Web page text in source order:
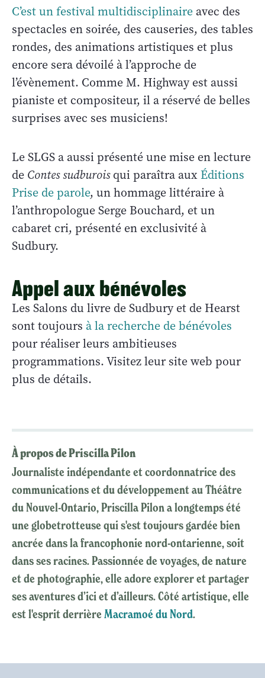
C’est un festival multidisciplinaire avec des
spectacles en soirée, des causeries, des tables
rondes, des animations artistiques et plus
encore sera dévoilé à l’approche de
l’évènement. Comme M. Highway est aussi
pianiste et compositeur, il a réservé de belles
surprises avec ses musiciens!
Le SLGS a aussi présenté une mise en lecture
de Contes sudburoisqui paraîtra aux Éditions
Prise de parole, un hommage littéraire à
l’anthropologue Serge Bouchard, et un
cabaret cri, présenté en exclusivité à
Sudbury.
Appel aux bénévoles
Les Salons du livre de Sudbury et de Hearst
sont toujours à la recherche de bénévoles
pour réaliser leurs ambitieuses
programmations. Visitez leur site web pour
plus de détails.
À propos de Priscilla Pilon
Journaliste indépendante et coordonnatrice des
communications et du développement au Théâtre
du Nouvel-Ontario, Priscilla Pilon a longtemps été
une globetrotteuse qui s'est toujours gardée bien
ancrée dans la francophonie nord-ontarienne, soit
dans ses racines. Passionnée de voyages, de nature
et de photographie, elle adore explorer et partager
ses aventures d’ici et d’ailleurs. Côté artistique, elle
est l'esprit derrière Macramoé du Nord.